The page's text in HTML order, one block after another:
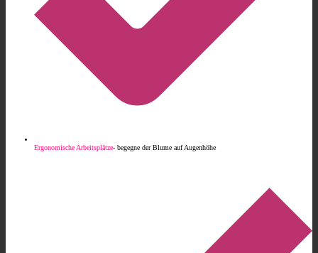
Ergonomische Arbeitsplätze- begegne der Blume auf Augenhöhe